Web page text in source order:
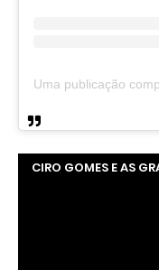
CIRO GOMES E AS